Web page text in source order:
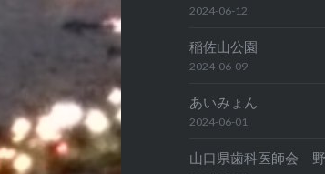
2024-06-12
稲佐山公園
2024-06-09
あいみょん
2024-06-01
山口県歯科医師会